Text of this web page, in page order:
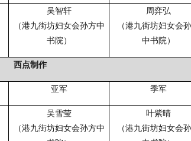
吴智轩
（港九街坊妇女会孙方中
书院）
周弈弘
（港九街坊妇女会
中书院）
西点制作
亚军 季军
吴雪莹
（港九街坊妇女会孙方中
叶紫晴
（港九街坊妇女会